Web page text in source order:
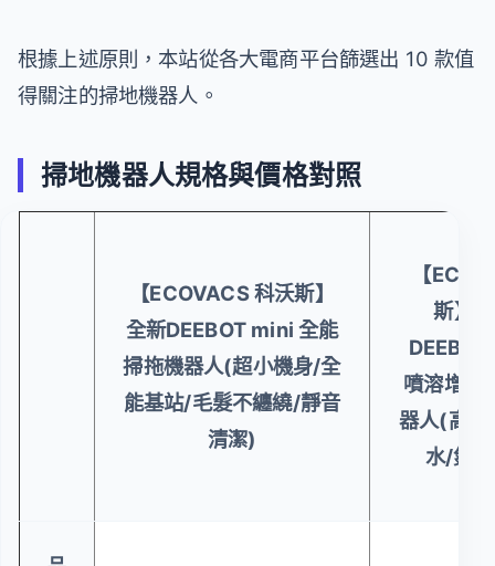
根據上述原則，本站從各大電商平台篩選出 10 款值
得關注的掃地機器人。
掃地機器人規格與價格對照
【ECOVACS 科沃斯】
全新DEEBOT mini 全能
掃拖機器人(超小機身/全
能基站/毛髮不纏繞/靜音
清潔)
【
斯】
噴溶增壓
器人(高壓
水/氮